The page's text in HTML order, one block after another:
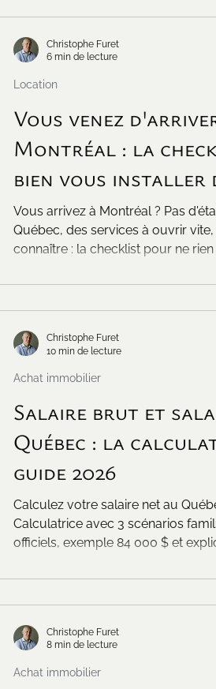
Vous venez
Montréal : la
bien vous installer
logement
Vous arrivez à Montréal ? Pas
Québec, des services à ouvrir
connaître : la checklist pour ne
Location
Christophe Furet
6 min de lecture
Salaire brut et
Québec : la
guide 2026
Calculez votre salaire net au
Calculatrice avec 3 scénarios
officiels, exemple 84 000 $ et
Achat immobilier
Christophe Furet
10 min de lecture
Achat immobilier
Christophe Furet
8 min de lecture